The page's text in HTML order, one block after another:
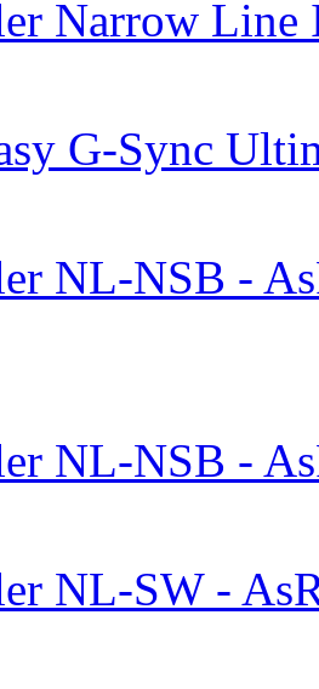
Narrow
G-Sync
NL-NSB -
NL-NSB -
NL-SW -